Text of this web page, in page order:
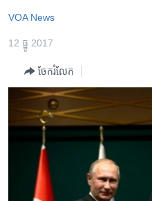
ទំព័រ​
និង​
ហេឡូវីអូអេ
កម្ពុជាច្នៃប្រតិដ្ឋ
ព្រឹត្តិការណ៍ព័ត៌មាន
ទូរទស្សន៍ / វីដេអូ​
វិទ្យុ / ផតខាសថ៍
កម្មវិធីទាំងអស់
VOA News
12 ធ្នូ 2017
ចែករំលែក